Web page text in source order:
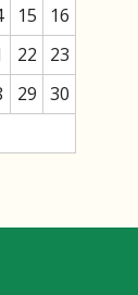
15
16
22
23
29 30